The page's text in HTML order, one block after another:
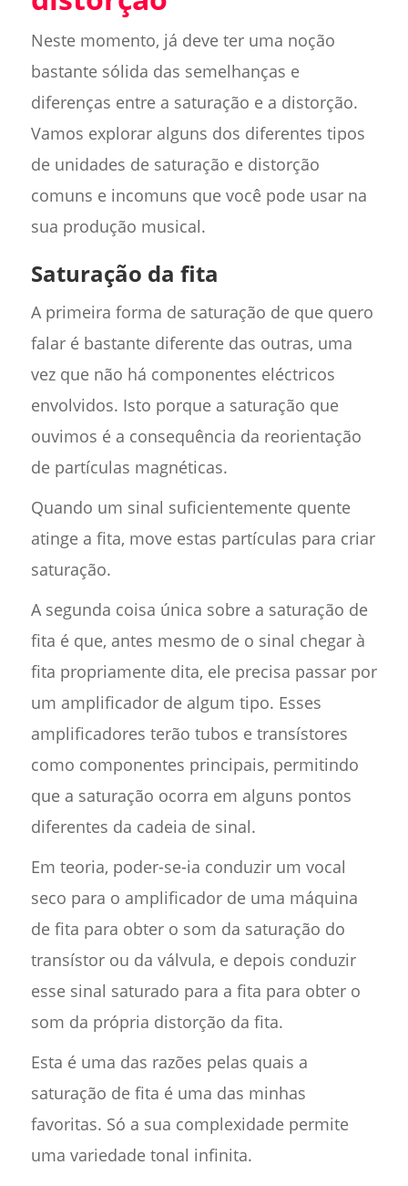
Neste momento, já deve ter uma noção
bastante sólida das semelhanças e
diferenças entre a saturação e a distorção.
Vamos explorar alguns dos diferentes tipos
de unidades de saturação e distorção
comuns e incomuns que você pode usar na
sua produção musical.
Saturação da fita
A primeira forma de saturação de que quero
falar é bastante diferente das outras, uma
vez que não há componentes eléctricos
envolvidos. Isto porque a saturação que
ouvimos é a consequência da reorientação
de partículas magnéticas.
Quando um sinal suficientemente quente
atinge a fita, move estas partículas para criar
saturação.
A segunda coisa única sobre a saturação de
fita é que, antes mesmo de o sinal chegar à
fita propriamente dita, ele precisa passar por
um amplificador de algum tipo. Esses
amplificadores terão tubos e transístores
como componentes principais, permitindo
que a saturação ocorra em alguns pontos
diferentes da cadeia de sinal.
Em teoria, poder-se-ia conduzir um vocal
seco para o amplificador de uma máquina
de fita para obter o som da saturação do
transístor ou da válvula, e depois conduzir
esse sinal saturado para a fita para obter o
som da própria distorção da fita.
Esta é uma das razões pelas quais a
saturação de fita é uma das minhas
favoritas. Só a sua complexidade permite
uma variedade tonal infinita.